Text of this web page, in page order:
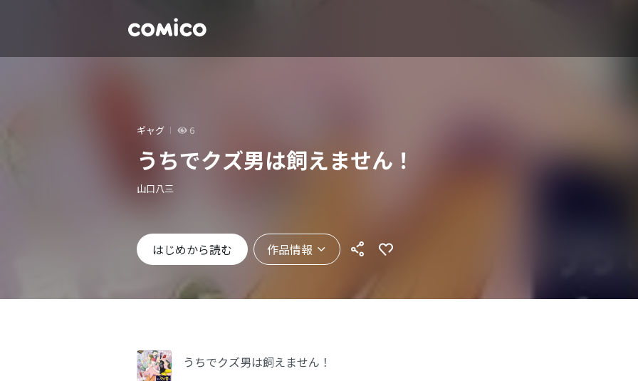
ギャグ 6
うちでクズ男は飼えません！
山口八三
はじめから読む 作品情報
うちでクズ男は飼えません！